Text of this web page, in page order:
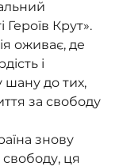
Героїв Крут».
оживає, де
і
шану до тих,
за свободу
знову
ця